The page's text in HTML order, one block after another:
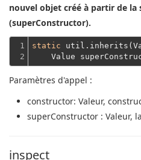
nouvel objet créé à partir de la
(superConstructor).
1
2
static
Value
Paramètres d'appel :
constructor: Valeur,
superConstructor : Valeur,
inspect